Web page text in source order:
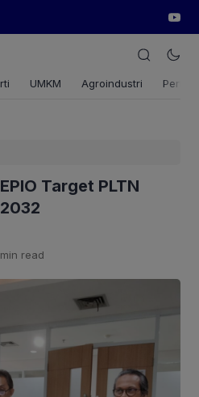
UMKM Agroindustri
Target PLTN
read